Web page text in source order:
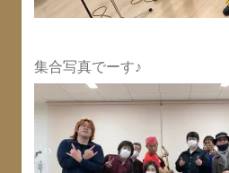
集合写真でーす♪